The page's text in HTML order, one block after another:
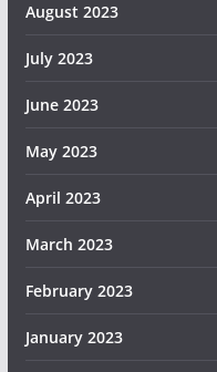
August 2023
July 2023
June 2023
May 2023
April 2023
March 2023
February 2023
January 2023